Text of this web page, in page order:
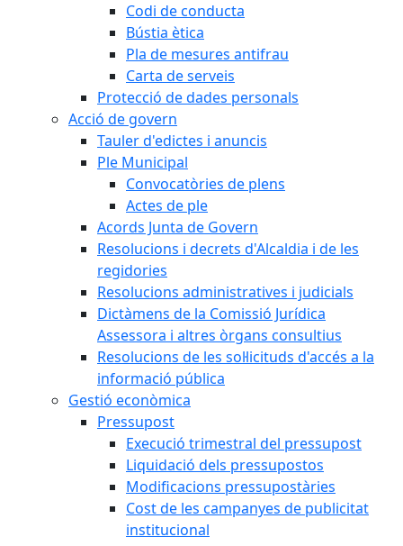
Codi de conducta
Bústia ètica
Pla de mesures antifrau
Carta de serveis
Protecció de dades personals
Acció de govern
Tauler d'edictes i anuncis
Ple Municipal
Convocatòries de plens
Actes de ple
Acords Junta de Govern
Resolucions i decrets d'Alcaldia i de les
regidories
Resolucions administratives i judicials
Dictàmens de la Comissió Jurídica
Assessora i altres òrgans consultius
Resolucions de les sol·licituds d'accés a la
informació pública
Gestió econòmica
Pressupost
Execució trimestral del pressupost
Liquidació dels pressupostos
Modificacions pressupostàries
Cost de les campanyes de publicitat
institucional